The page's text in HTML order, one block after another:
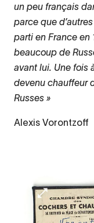
un peu français
parce que
parti en France en
beaucoup de
avant lui. Une fois
devenu chauffeur
Russes
Alexis Vorontzoff